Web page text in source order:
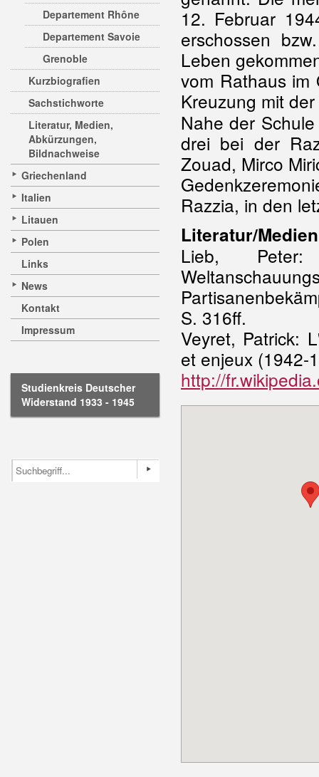
Departement Rhône
Departement Savoie
Grenoble
Kurzbiografien
Sachstichworte
Literatur, Medien,
Abkürzungen,
Bildnachweise
Griechenland
Italien
Litauen
Polen
Links
News
Kontakt
Impressum
Studienkreis Deutscher
Widerstand 1933 - 1945
12. Februar
erschossen
Leben
vom Rathaus
Kreuzung mit
Nahe der
drei bei der
Zouad, Mirco
Razzia, in den
Literatur/Medien
Lieb,
S. 316ff.
Veyret, Patrick:
et enjeux (1942-
http://